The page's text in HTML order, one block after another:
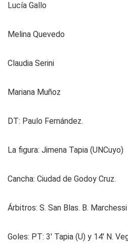
Lucía Gallo
Melina Quevedo
Claudia Serini
Mariana Muñoz
DT: Paulo Fernández.
La figura: Jimena Tapia (UNCuyo)
Cancha: Ciudad de Godoy Cruz.
Árbitros: S. San Blas. B. Marchessi
Goles: PT: 3' Tapia (U) y 14' N.